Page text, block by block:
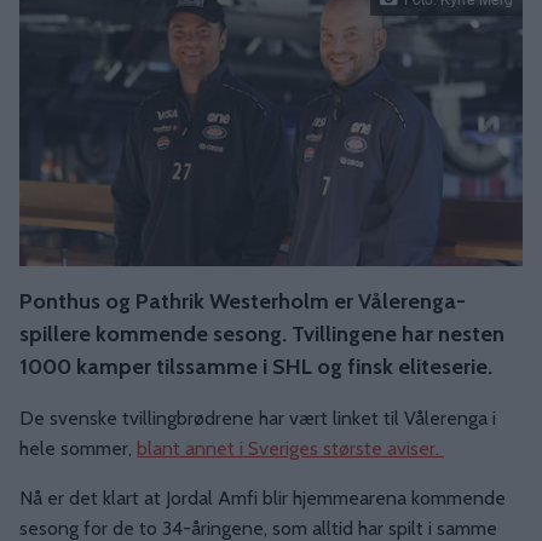
Ponthus og Pathrik Westerholm er Vålerenga-
spillere kommende sesong. Tvillingene har nesten
1000 kamper tilssamme i SHL og finsk eliteserie.
De svenske tvillingbrødrene har vært linket til Vålerenga i
hele sommer, blant annet i Sveriges største aviser.
Nå er det klart at Jordal Amfi blir hjemmearena kommende
sesong for de to 34-åringene, som alltid har spilt i samme